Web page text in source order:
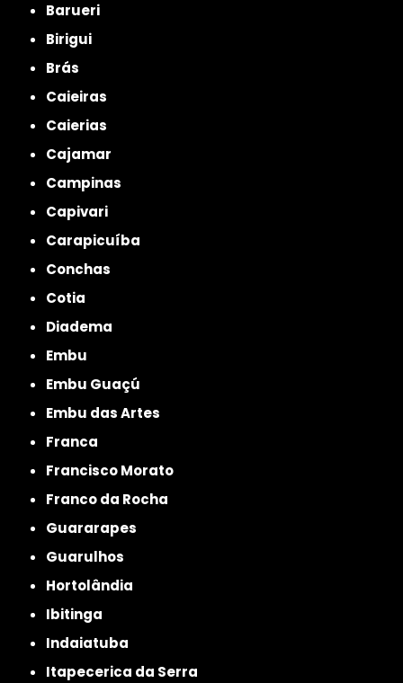
Barueri
Birigui
Brás
Caieiras
Caierias
Cajamar
Campinas
Capivari
Carapicuíba
Conchas
Cotia
Diadema
Embu
Embu Guaçú
Embu das Artes
Franca
Francisco Morato
Franco da Rocha
Guararapes
Guarulhos
Hortolândia
Ibitinga
Indaiatuba
Itapecerica da Serra